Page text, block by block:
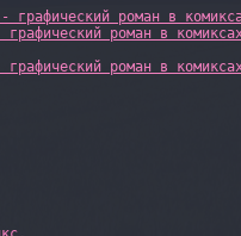
графический роман в
роман в
роман в